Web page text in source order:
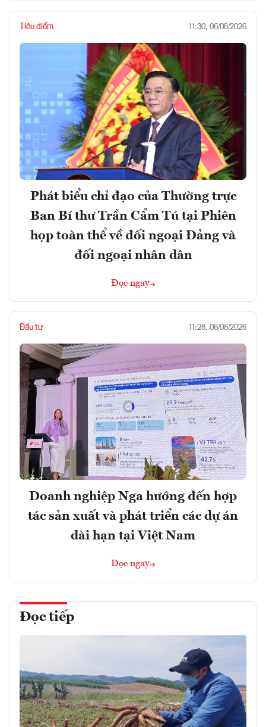
Tiêu điểm 11:30, 06/08/2026
Phát biểu chỉ đạo của Thường trực
Ban Bí thư Trần Cẩm Tú tại Phiên
họp toàn thể về đối ngoại Đảng và
đối ngoại nhân dân
Đọc ngay
Đầu tư 11:28, 06/08/2026
Doanh nghiệp Nga hướng đến hợp
tác sản xuất và phát triển các dự án
dài hạn tại Việt Nam
Đọc ngay
Đọc tiếp